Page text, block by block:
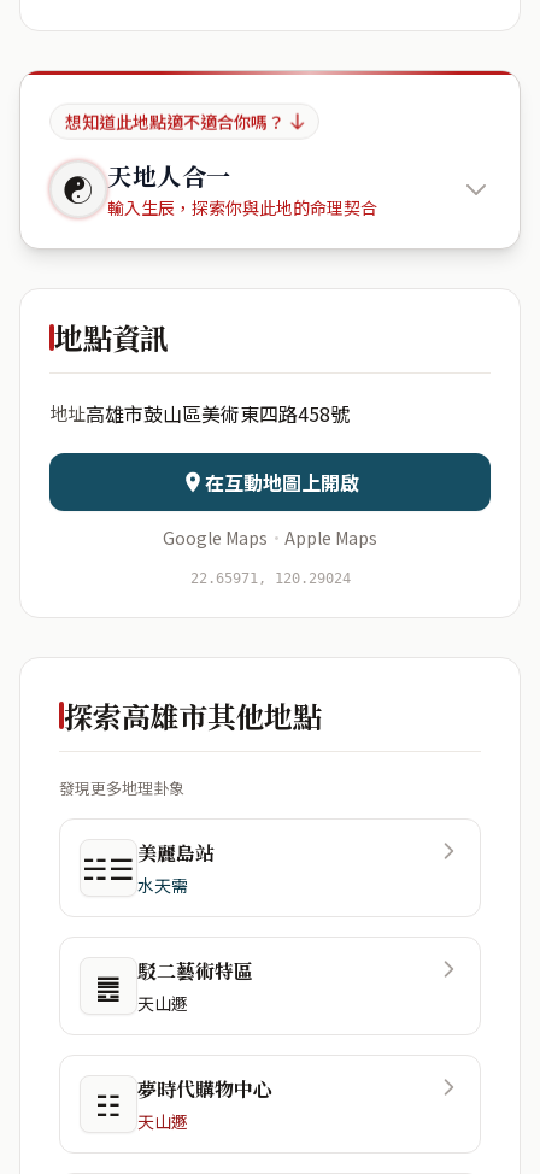
想知道此地點適不適合你嗎？
☯ 天地人合一
輸入生辰，探索你與此地的命理契合
美術東四
日期 出生時辰
資料僅用於即時分析，不會儲存於伺服器
地點資訊
地址高雄市鼓山區美術東四路458號
在互動地圖上開啟
Google Maps · Apple Maps
22.65971, 120.29024
探索高雄市其他地點
發現更多地理卦象
☵☰ 美麗島站
水天需
䷌ 駁二藝術特區
天山遯
☷ 夢時代購物中心
天山遯